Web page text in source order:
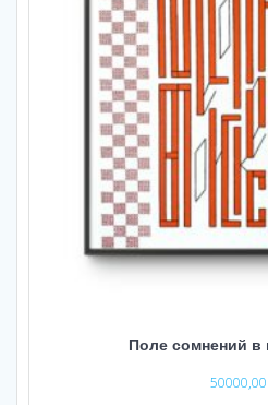
Поле сомнений в
50000,00